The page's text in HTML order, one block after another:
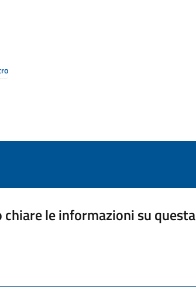
chiare le informazioni su questa